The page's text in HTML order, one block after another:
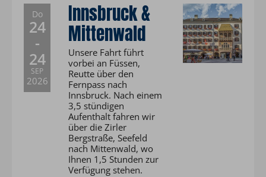
Do
24
-
24
SEP
2026
Innsbruck &
Mittenwald
Unsere Fahrt führt
vorbei an Füssen,
Reutte über den
Fernpass nach
Innsbruck. Nach einem
3,5 stündigen
Aufenthalt fahren wir
über die Zirler
Bergstraße, Seefeld
nach Mittenwald, wo
Ihnen 1,5 Stunden zur
Verfügung stehen.